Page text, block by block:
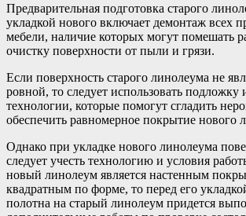
Предварительная подготовка старого
укладкой нового включает демонтаж всех
мебели, наличие которых могут помешать
очистку поверхности от пыли и грязи.
Если поверхность старого линолеума не
ровной, то следует использовать
технологии, которые помогут сгладить
обеспечить равномерное покрытие нового
Однако при укладке нового линолеума
следует учесть технологию и условия
новый линолеум является настенным
квадратным по форме, то перед его
полотна на старый линолеум придется